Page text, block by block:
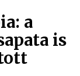
a
is